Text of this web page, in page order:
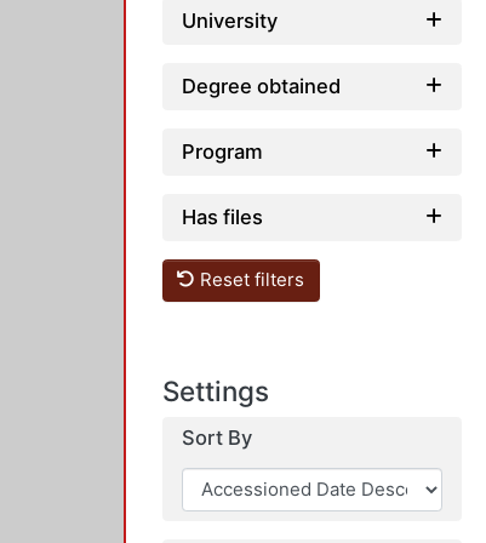
University
Degree obtained
Program
Has files
Reset filters
Settings
Sort By